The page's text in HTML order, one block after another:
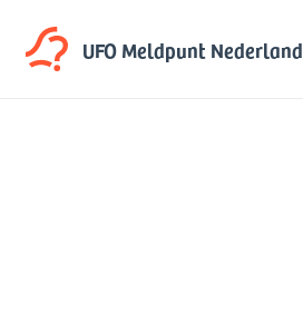
UFO MeldpuntNederland